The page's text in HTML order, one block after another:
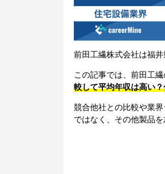
前田工繊株式会社は福
この記事では、前田工繊
較して平均年収は高い
競合他社との比較や業
ではなく、その他製品